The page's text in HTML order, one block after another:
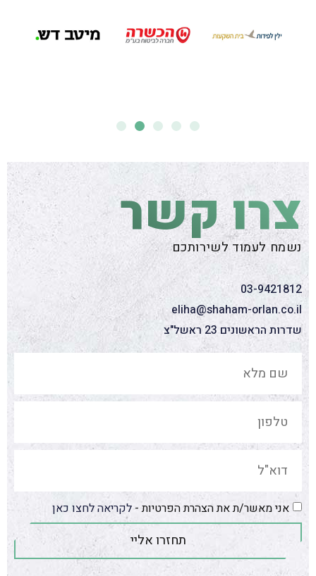
צרו קשר
נשמח לעמוד לשירותכם
03-9421812
eliha@shaham-orlan.co.il
שדרות הראשונים 23 ראשל"צ
אני מאשר/ת את הצהרת הפרטיות - לקריאה לחצו כאן
תחזרו אליי